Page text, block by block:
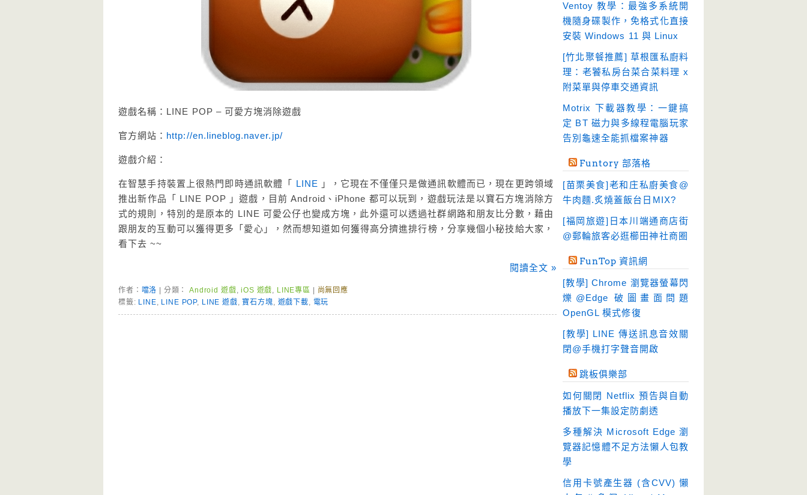
遊戲名稱：LINE POP – 可愛方塊消除遊戲
官方網站： http://en.lineblog.naver.jp/
遊戲介紹：
在智慧手持裝置上很熱門即時通訊軟體「 LINE
」，它現在不僅僅只是做通訊軟體而已，現在更跨領域
推出新作品「 LINE POP 」遊戲，目前 Android、iPhone 都可以玩到，遊戲玩法是以寶石方塊消除方
式的規則，特別的是原本的 LINE 可愛公仔也變成方塊，此外還可以透過社群網路和朋友比分數，藉由
跟朋友的互動可以獲得更多「愛心」，然而想知道如何獲得高分擠進排行榜，分享幾個小秘技給大家，
看下去 ~~
閱讀全文 »
作者： 噹洛 | 分類：Android 遊戲,iOS 遊戲, LINE專區
尚無回應
標籤: LINE, LINE POP, LINE 遊戲,寶石方塊, 遊戲下載, 電玩
壓縮軟體 (9)
安全防護 (55)
影音播放 (51)
影音轉檔 (81)
教育學習 (23)
文書工具 (91)
畫面擷取 (36)
看圖程式 (17)
硬碟工具 (64)
系統工具 (242)
(188)
翻譯軟體 (3)
輸入法 (4)
Ventoy 教學：最強多系統開
機隨身碟製作，免格式化直接
安裝 Windows 11 與 Linux
[竹北聚餐推薦] 草根匯私廚料
理：老饕私房台菜合菜料理 x
附菜單與停車交通資訊
Motrix 下載器教學：一鍵搞
定 BT 磁力與多線程電腦玩家
告別龜速全能抓檔案神器
Funtory 部落格
[苗栗美食]老和庄私廚美食@
牛肉麵.炙燒蓋飯台日MIX?
[福岡旅遊]日本川端通商店街
@郵輪旅客必逛櫛田神社商圈
FunTop 資訊網
[教學] Chrome 瀏覽器螢幕閃
爍@Edge 破圖畫面問題
OpenGL 模式修復
[教學] LINE 傳送訊息音效關
閉@手機打字聲音開啟
跳板俱樂部
如何關閉 Netflix 預告與自動
播放下一集設定防劇透
多種解決 Microsoft Edge 瀏
覽器記憶體不足方法懶人包教
學
信用卡號產生器 (含CVV) 懶